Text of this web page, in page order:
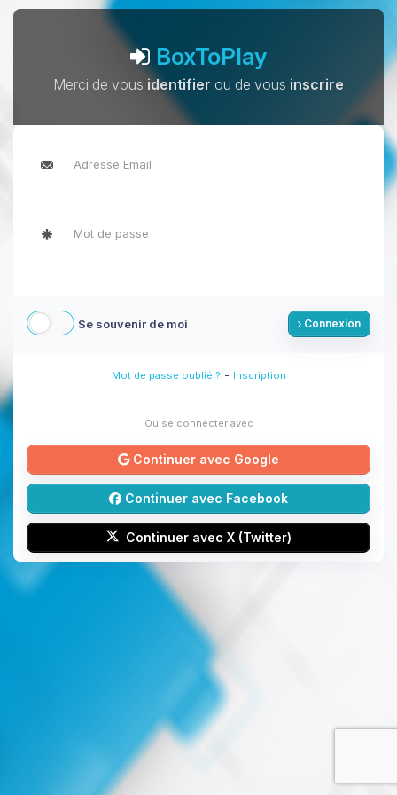
BoxToPlay
Merci de vous identifier ou de vous inscrire
Se souvenir de moi Connexion
Mot de passe oublié ? - Inscription
Ou se connecter avec
Continuer avec Google
Continuer avec Facebook
Continuer avec X (Twitter)